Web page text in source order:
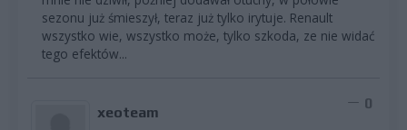
sezonu już śmieszył, teraz już tylko irytuje. Renault
wszystko wie, wszystko może, tylko szkoda, ze nie widać
tego efektów...
xeoteam
0